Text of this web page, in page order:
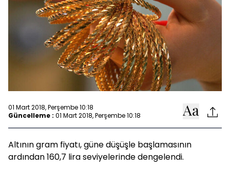
01 Mart 2018, Perşembe 10:18
Güncelleme : 01 Mart 2018, Perşembe 10:18
Altının gram fiyatı, güne düşüşle başlamasının
ardından 160,7 lira seviyelerinde dengelendi.